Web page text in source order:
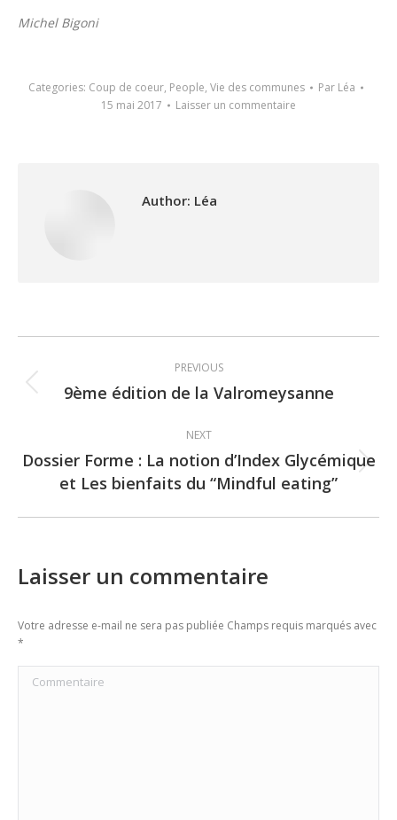
Michel Bigoni
Categories: Coup de coeur, People, Vie des communes Par Léa
15 mai 2017
Laisser un commentaire
Author: Léa
navigation
PREVIOUS
Previous
9ème édition de la Valromeysanne
NEXT
Next
post:
Dossier Forme : La notion d’Index Glycémique
et Les bienfaits du “Mindful eating”
Laisser un commentaire
Votre adresse e-mail ne sera pas publiée Champs requis marqués avec
*
Commentaire